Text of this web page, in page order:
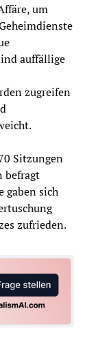
um
auffällige
zugreifen
Sitzungen
befragt
gaben sich
zufrieden.